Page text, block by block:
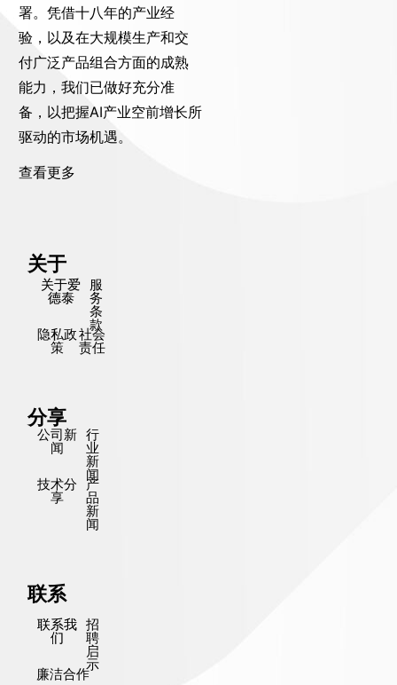
署。凭借十八年的产业经
验，以及在大规模生产和交
付广泛产品组合方面的成熟
能力，我们已做好充分准
备，以把握AI产业空前增长所
驱动的市场机遇。
查看更多
关于
关于爱
德泰
服
务
条
款
隐私政
策
社会
责任
分享
公司新
闻
行
业
新
闻
技术分
享
产
品
新
闻
联系
联系我
们
招
聘
启
示
廉洁合作